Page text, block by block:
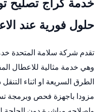
خدمة كراج تصليح
حلول فورية عند
تقدم شركة سلامة المتحدة
وهي خدمة مثالية للاعطال
الطرق السريعة او اثناء
مزودا باجهزة فحص وبرمجة